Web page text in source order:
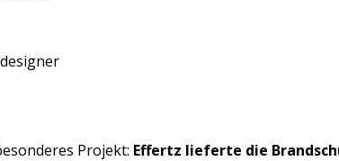
Projekt: Effertz lieferte die